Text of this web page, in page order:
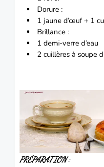
Dorure :
1 jaune d’œuf + 1
Brillance :
1 demi-verre d’eau
2 cuillères à soupe
PRÉPARATION :